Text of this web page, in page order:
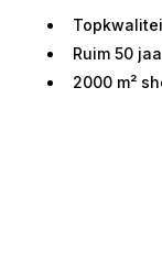
Ruim 50
2000 m²